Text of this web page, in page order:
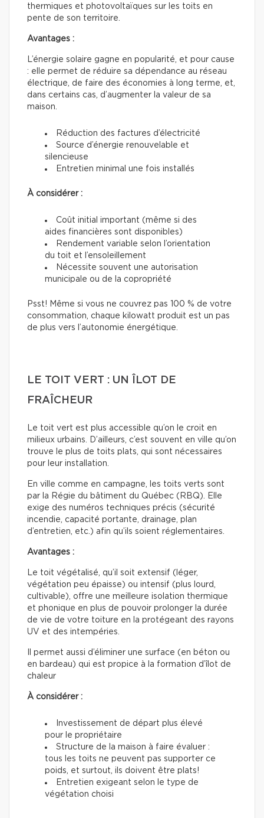
thermiques et photovoltaïques sur les toits en
pente de son territoire.
Avantages :
L’énergie solaire gagne en popularité, et pour cause
: elle permet de réduire sa dépendance au réseau
électrique, de faire des économies à long terme, et,
dans certains cas, d’augmenter la valeur de sa
maison.
Réduction des factures d’électricité
Source d’énergie renouvelable et
silencieuse
Entretien minimal une fois installés
À considérer :
Coût initial important (même si des
aides financières sont disponibles)
Rendement variable selon l’orientation
du toit et l’ensoleillement
Nécessite souvent une autorisation
municipale ou de la copropriété
Psst! Même si vous ne couvrez pas 100 % de votre
consommation, chaque kilowatt produit est un pas
de plus vers l’autonomie énergétique.
LE TOIT VERT : UN ÎLOT DE
FRAÎCHEUR
Le toit vert est plus accessible qu’on le croit en
milieux urbains. D’ailleurs, c’est souvent en ville qu’on
trouve le plus de toits plats, qui sont nécessaires
pour leur installation.
En ville comme en campagne, les toits verts sont
par la Régie du bâtiment du Québec (RBQ). Elle
exige des numéros techniques précis (sécurité
incendie, capacité portante, drainage, plan
d’entretien, etc.) afin qu’ils soient réglementaires.
Avantages :
Le toit végétalisé, qu’il soit extensif (léger,
végétation peu épaisse) ou intensif (plus lourd,
cultivable), offre une meilleure isolation thermique
et phonique en plus de pouvoir prolonger la durée
de vie de votre toiture en la protégeant des rayons
UV et des intempéries.
Il permet aussi d’éliminer une surface (en béton ou
en bardeau) qui est propice à la formation d’îlot de
chaleur
À considérer :
Investissement de départ plus élevé
pour le propriétaire
Structure de la maison à faire évaluer :
tous les toits ne peuvent pas supporter ce
poids, et surtout, ils doivent être plats!
Entretien exigeant selon le type de
végétation choisi